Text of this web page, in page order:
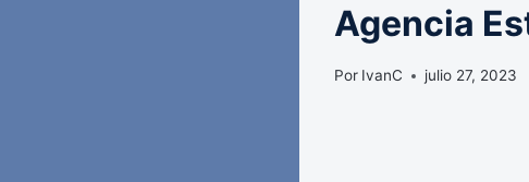
Agencia
Por IvanC julio 27, 2023